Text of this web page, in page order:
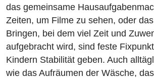
das gemeinsame
Zeiten, um Filme zu sehen, oder
Bringen, bei dem viel Zeit und
aufgebracht wird, sind feste
Kindern Stabilität geben. Auch
wie das Aufräumen der Wäsche,